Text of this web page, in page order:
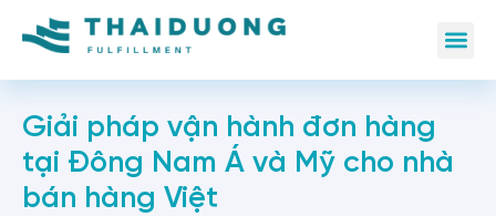
Giải pháp vận hành đơn hàng
tại Đông Nam Á và Mỹ cho nhà
bán hàng Việt